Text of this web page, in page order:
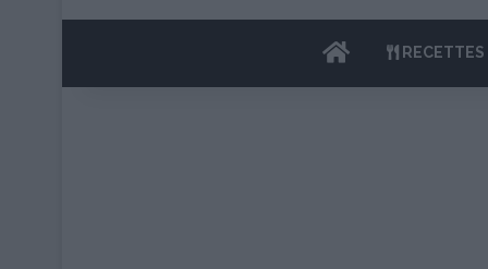
ACCUEIL